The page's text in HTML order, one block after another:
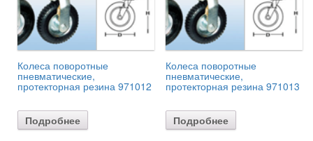
Колеса поворотные
пневматические,
протекторная резина 971012
Подробнее
Колеса поворотные
пневматические,
протекторная резина 971013
Подробнее